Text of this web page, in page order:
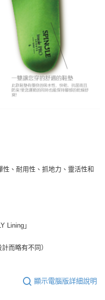
、耐用性、抓地力、靈活性和
Lining」
而略有不同）
顯示電腦版詳細說明